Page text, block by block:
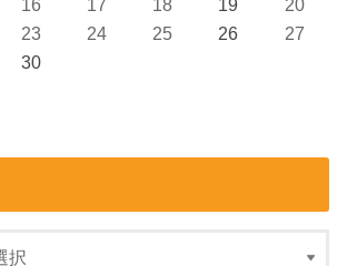
23 24 25 26
27
30